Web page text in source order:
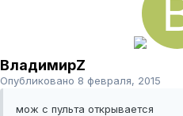
ВладимирZ
Опубликовано 8 февраля, 2015
мож с пульта открывается